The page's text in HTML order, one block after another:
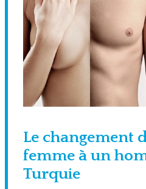
Le changement
femme à un
Turquie